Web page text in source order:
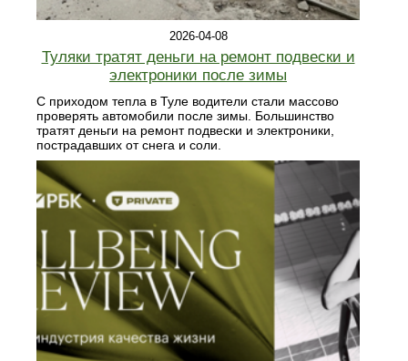
2026-04-08
Туляки тратят деньги на ремонт подвески и
электроники после зимы
С приходом тепла в Туле водители стали массово
проверять автомобили после зимы. Большинство
тратят деньги на ремонт подвески и электроники,
пострадавших от снега и соли.